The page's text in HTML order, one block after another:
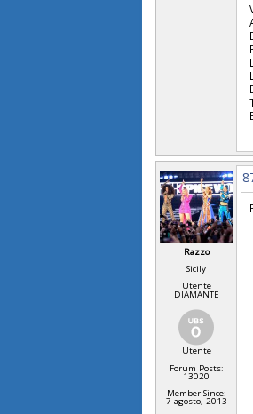
Razzo
Sicily
Utente
DIAMANTE
Utente
Forum Posts:
13020
Member Since:
7 agosto, 2013